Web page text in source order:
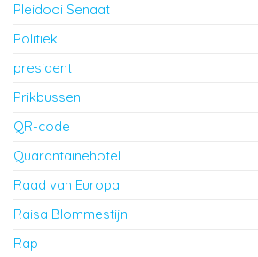
Pleidooi Senaat
Politiek
president
Prikbussen
QR-code
Quarantainehotel
Raad van Europa
Raisa Blommestijn
Rap